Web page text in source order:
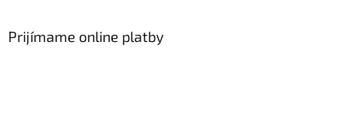
Prijímame online platby